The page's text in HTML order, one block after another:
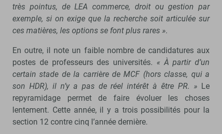
très pointus, de LEA commerce, droit ou gestion par
exemple, si on exige que la recherche soit articulée sur
ces matières, les options se font plus rares ».
En outre, il note un faible nombre de candidatures aux
postes de professeurs des universités. « À partir d’un
certain stade de la carrière de MCF (hors classe, qui a
son HDR), il n’y a pas de réel intérêt à être PR. » Le
repyramidage permet de faire évoluer les choses
lentement. Cette année, il y a trois possibilités pour la
section 12 contre cinq l’année dernière.